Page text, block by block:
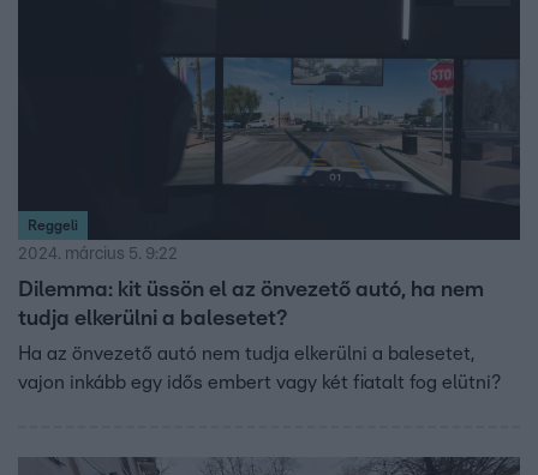
Reggeli
2024. március 5. 9:22
Dilemma: kit üssön el az önvezető autó, ha nem
tudja elkerülni a balesetet?
Ha az önvezető autó nem tudja elkerülni a balesetet,
vajon inkább egy idős embert vagy két fiatalt fog elütni?